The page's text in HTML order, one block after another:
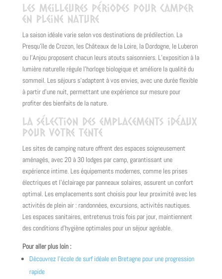
Les meilleures périodes pour camper
en pleine nature
La saison idéale varie selon vos destinations de prédilection. La
Presqu’île de Crozon, les Châteaux de la Loire, la Dordogne, le Luberon
ou l’Anjou proposent chacun leurs atouts saisonniers. L’exposition à la
lumière naturelle régule l’horloge biologique et améliore la qualité du
sommeil. Les séjours s’adaptent à vos envies, avec une durée flexible
à partir d’une nuit, permettant une expérience sur mesure pour
profiter des bienfaits de la nature.
La sélection des emplacements idéaux
pour votre tente
Les sites de camping nature offrent des espaces soigneusement
aménagés, avec 20 à 30 lodges par camp, garantissant une
expérience intime. Les équipements modernes, comme les prises
électriques et l’éclairage par panneaux solaires, assurent un confort
optimal. Les emplacements sont choisis pour leur proximité avec les
activités de plein air : randonnées, excursions, activités nautiques.
Les espaces sanitaires, entretenus trois fois par jour, maintiennent
des conditions d’hygiène optimales pour un séjour agréable.
Pour aller plus loin :
Découvrez l’école de surf idéale en Bretagne pour une progression
rapide